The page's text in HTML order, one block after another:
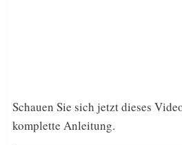
Schauen Sie sich jetzt dieses
komplette Anleitung.